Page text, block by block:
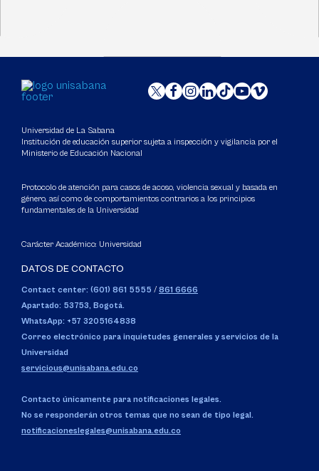
Universidad de La Sabana
Institución de educación superior sujeta a inspección y vigilancia por el
Ministerio de Educación Nacional
Protocolo de atención para casos de acoso, violencia sexual y basada en
género, así como de comportamientos contrarios a los principios
fundamentales de la Universidad
Carácter Académico: Universidad
DATOS DE CONTACTO
Contact center: (601) 861 5555 / 861 6666
Apartado: 53753, Bogotá.
WhatsApp: +57 3205164838
Correo electrónico para inquietudes generales y servicios de la
Universidad
servicious@unisabana.edu.co
Contacto únicamente para notificaciones legales.
No se responderán otros temas que no sean de tipo legal.
notificacioneslegales@unisabana.edu.co